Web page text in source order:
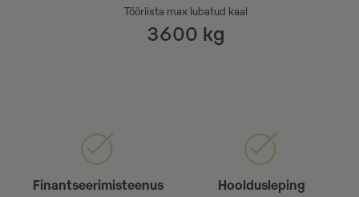
Tööriista max lubatud kaal
3600 kg
Finantseerimisteenus Hooldusleping